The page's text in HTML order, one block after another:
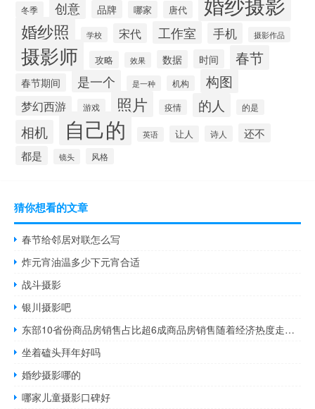
冬季 创意 品牌 哪家 唐代
婚纱照 学校 宋代 工作室 手机 摄影作品
摄影师 攻略 效果 数据 时间 春节
春节期间 是一个 是一种 机构 构图
梦幻西游 游戏 照片 疫情 的人 的是
相机 自己的 英语 让人 诗人
还不
都是
镜头 风格
猜你想看的文章
春节给邻居对联怎么写
炸元宵油温多少下元宵合适
战斗摄影
银川摄影吧
东部10省份商品房销售占比超6成商品房销售随着经济热度走？ 到底什么情况嘞
坐着磕头拜年好吗
婚纱摄影哪的
哪家儿童摄影口碑好